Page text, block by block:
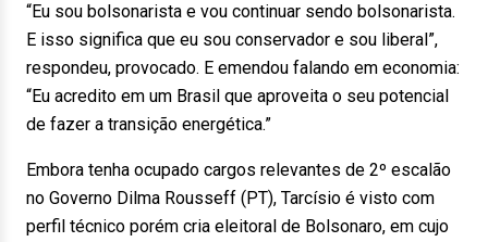
“Eu sou bolsonarista e vou continuar sendo bolsonarista.
E isso significa que eu sou conservador e sou liberal”,
respondeu, provocado. E emendou falando em economia:
“Eu acredito em um Brasil que aproveita o seu potencial
de fazer a transição energética.”
Embora tenha ocupado cargos relevantes de 2º escalão
no Governo Dilma Rousseff (PT), Tarcísio é visto com
perfil técnico porém cria eleitoral de Bolsonaro, em cujo